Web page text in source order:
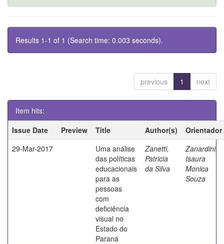
Results 1-1 of 1 (Search time: 0.003 seconds).
previous 1 next
Item hits:
Issue Date
Preview Title Author(s)
Orientador
29-Mar-2017
Uma análise
das políticas
educacionais
para as
pessoas
com
deficiência
visual no
Estado do
Paraná
Zanetti,
Patricia
da Silva
Zanardini,
Isaura
Monica
Souza